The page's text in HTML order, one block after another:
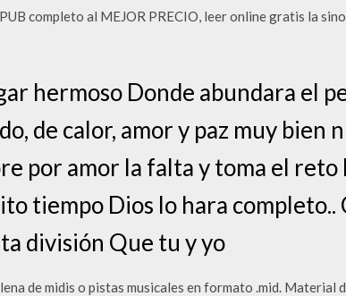
completo al MEJOR PRECIO, leer online gratis la
hermoso Donde abundara el
de calor, amor y paz muy bien
por amor la falta y toma el
tiempo Dios lo hara completo..
división Que tu y yo
de midis o pistas musicales en formato .mid.